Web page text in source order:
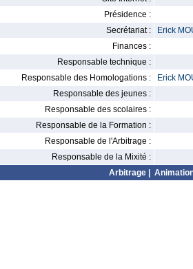
Présidence :
Secrétariat :
Erick
Finances :
Responsable technique :
Responsable des Homologations :
Erick
Responsable des jeunes :
Responsable des scolaires :
Responsable de la Formation :
Responsable de l'Arbitrage :
Responsable de la Mixité :
Arbitrage|